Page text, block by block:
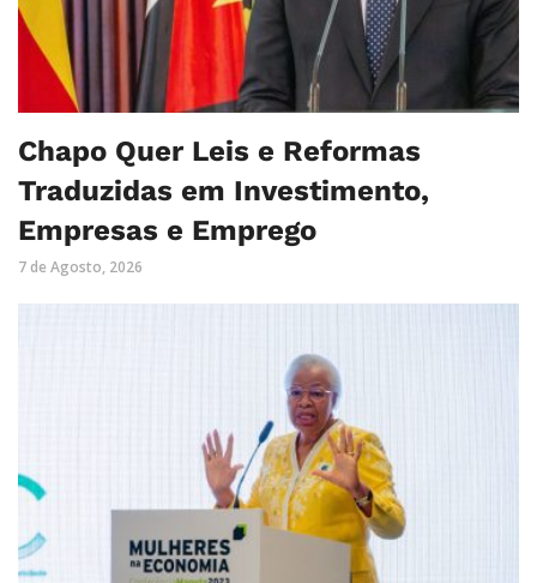
Chapo Quer Leis e Reformas
Traduzidas em Investimento,
Empresas e Emprego
7 de Agosto, 2026